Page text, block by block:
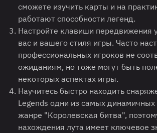
сможете изучить карты и на
работают способности легенд.
Настройте клавиши передвижения
вас и вашего стиля игры. Часто
профессиональных игроков не
ожиданиям, но тоже могут быть
некоторых аспектах игры.
Научитесь быстро находить
Legends одни из самых
жанре "Королевская битва",
нахождения лута имеет ключевое